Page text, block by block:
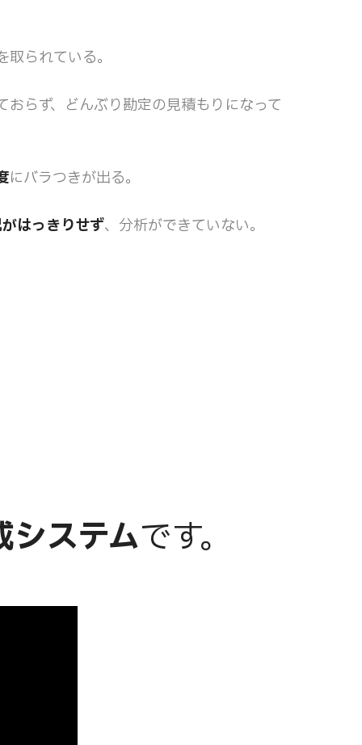
られている。
おらず、どんぶり勘定の見積もりになって
にバラつきが出る。
はっきりせず、分析ができていない。
ステムです。